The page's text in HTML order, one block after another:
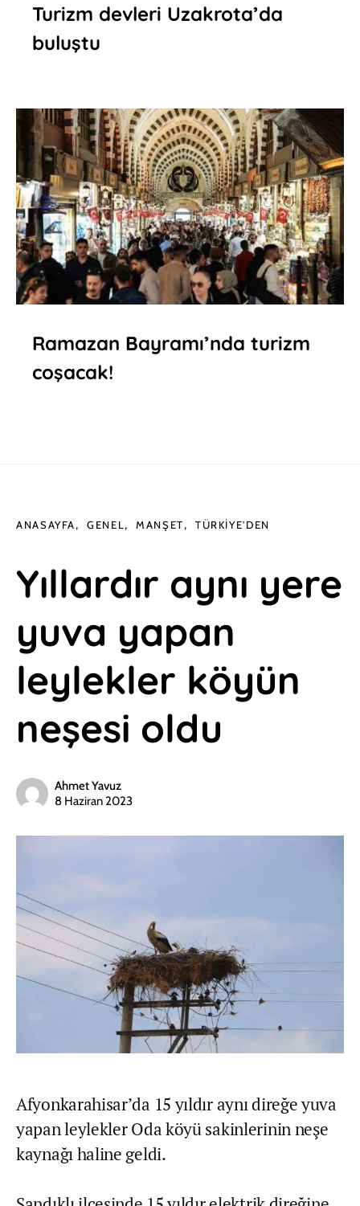
Turizm devleri Uzakrota’da
buluştu
Ramazan Bayramı’nda turizm
coşacak!
ANASAYFA GENEL MANŞET TÜRKIYE'DEN
Yıllardır aynı yere
yuva yapan
leylekler köyün
neşesi oldu
Ahmet Yavuz
8 Haziran 2023
Afyonkarahisar’da 15 yıldır aynı direğe yuva
yapan leylekler Oda köyü sakinlerinin neşe
kaynağı haline geldi.